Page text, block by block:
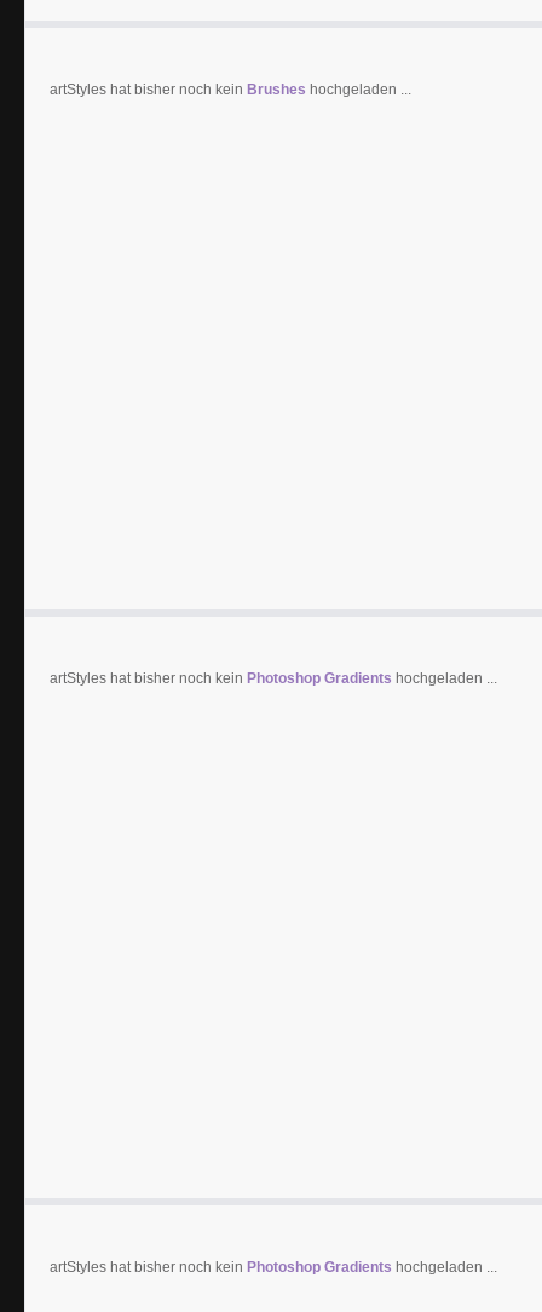
artStyles hat bisher noch kein Brushes hochgeladen ...
artStyles hat bisher noch kein Photoshop Gradients hochgeladen ...
artStyles hat bisher noch kein Photoshop Gradients hochgeladen ...